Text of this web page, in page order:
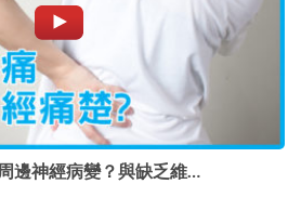
邊神經病變？與缺乏維…